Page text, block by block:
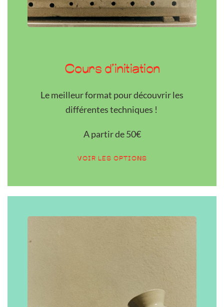
Cours d’initiation
Le meilleur format pour découvrir les
différentes techniques !
A partir de 50€
VOIR LES OPTIONS